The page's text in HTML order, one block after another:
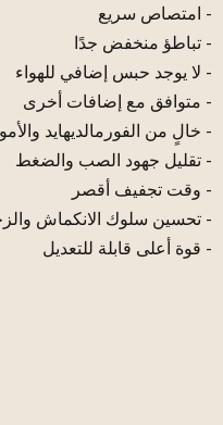
- امتصاص سريع
- تباطؤ منخفض جدًا
- لا يوجد حبس إضافي للهواء
- متوافق مع إضافات أخرى
- خالٍ من الفورمالديهايد
- تقليل جهود الصب والضغط
- وقت تجفيف أقصر
- تحسين سلوك الانكماش
- قوة أعلى قابلة للتعديل